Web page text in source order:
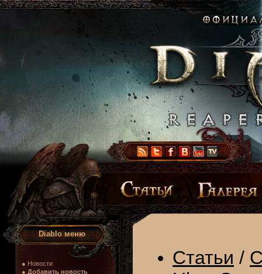
Diablo меню
● Новости
● Добавить новость
Статьи /